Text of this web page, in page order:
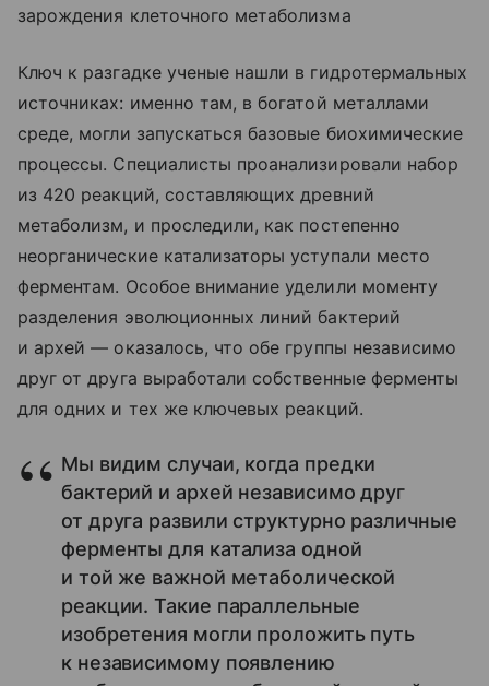
зарождения клеточного метаболизма
Ключ к разгадке ученые нашли в гидротермальных
источниках: именно там, в богатой металлами
среде, могли запускаться базовые биохимические
процессы. Специалисты проанализировали набор
из 420 реакций, составляющих древний
метаболизм, и проследили, как постепенно
неорганические катализаторы уступали место
ферментам. Особое внимание уделили моменту
разделения эволюционных линий бактерий
и архей — оказалось, что обе группы независимо
друг от друга выработали собственные ферменты
для одних и тех же ключевых реакций.
Мы видим случаи, когда предки
бактерий и архей независимо друг
от друга развили структурно различные
ферменты для катализа одной
и той же важной метаболической
реакции. Такие параллельные
изобретения могли проложить путь
к независимому появлению